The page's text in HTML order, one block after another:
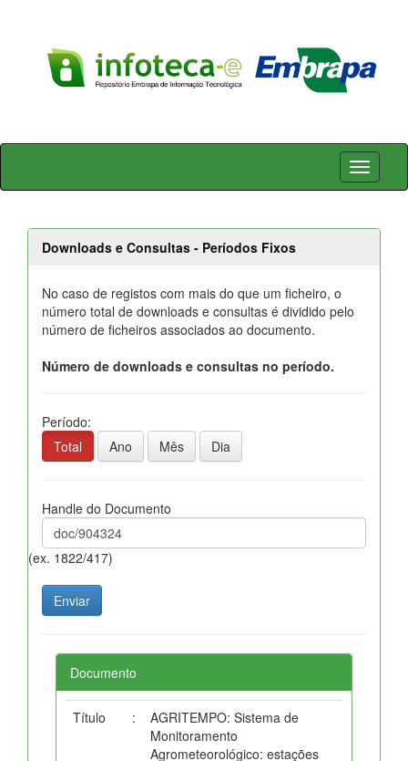
Skip
Downloads e Consultas - Períodos Fixos
No caso de registos com mais do que um ficheiro, o
número total de downloads e consultas é dividido pelo
número de ficheiros associados ao documento.
Número de downloads e consultas no período.
Período:
Total
Ano Mês Dia
Handle do Documento
(ex. 1822/417)
Documento
Título :
AGRITEMPO: Sistema de
Monitoramento
Agrometeorológico: estações